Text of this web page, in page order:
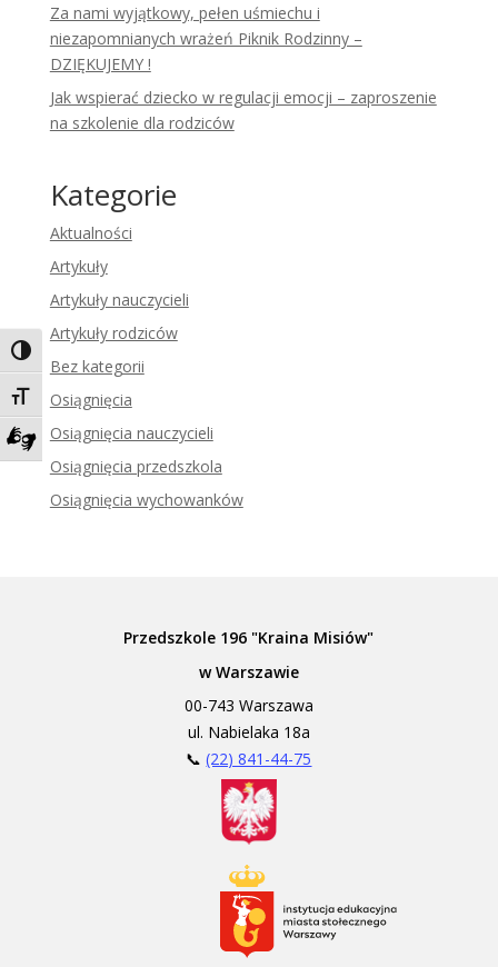
Toggle High Contrast
Toggle Font size
Zadzwoń do tłumacza języka migowego
Za nami wyjątkowy, pełen uśmiechu i
niezapomnianych wrażeń Piknik Rodzinny –
DZIĘKUJEMY !
Jak wspierać dziecko w regulacji emocji – zaproszenie
na szkolenie dla rodziców
Kategorie
Aktualności
Artykuły
Artykuły nauczycieli
Artykuły rodziców
Bez kategorii
Osiągnięcia
Osiągnięcia nauczycieli
Osiągnięcia przedszkola
Osiągnięcia wychowanków
Przedszkole 196 "Kraina Misiów"
w Warszawie
00-743 Warszawa
ul. Nabielaka 18a
📞(22) 841-44-75